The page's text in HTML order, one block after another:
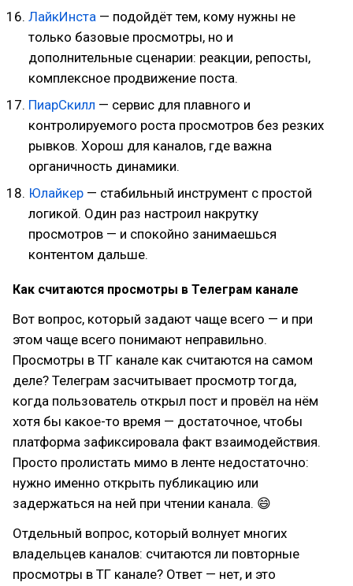
ЛайкИнста — подойдёт тем, кому нужны не
только базовые просмотры, но и
дополнительные сценарии: реакции, репосты,
комплексное продвижение поста.
ПиарСкилл — сервис для плавного и
контролируемого роста просмотров без резких
рывков. Хорош для каналов, где важна
органичность динамики.
Юлайкер — стабильный инструмент с простой
логикой. Один раз настроил накрутку
просмотров — и спокойно занимаешься
контентом дальше.
Как считаются просмотры в Телеграм канале
Вот вопрос, который задают чаще всего — и при
этом чаще всего понимают неправильно.
Просмотры в ТГ канале как считаются на самом
деле? Телеграм засчитывает просмотр тогда,
когда пользователь открыл пост и провёл на нём
хотя бы какое-то время — достаточное, чтобы
платформа зафиксировала факт взаимодействия.
Просто пролистать мимо в ленте недостаточно:
нужно именно открыть публикацию или
задержаться на ней при чтении канала. 😄
Отдельный вопрос, который волнует многих
владельцев каналов: считаются ли повторные
просмотры в ТГ канале? Ответ — нет, и это